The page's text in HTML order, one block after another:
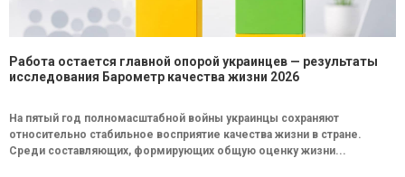
Работа остается главной опорой украинцев — результаты
исследования Барометр качества жизни 2026
На пятый год полномасштабной войны украинцы сохраняют
относительно стабильное восприятие качества жизни в стране.
Среди составляющих, формирующих общую оценку жизни...